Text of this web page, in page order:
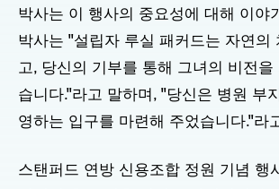
박사는 이 행사의 중요성에 대해 이야
박사는 "설립자 루실 패커드는 자연의
고, 당신의 기부를 통해 그녀의 비전을
습니다."라고 말하며, "당신은 병원 부
영하는 입구를 마련해 주었습니다."라
스탠퍼드 연방 신용조합 정원 기념 행